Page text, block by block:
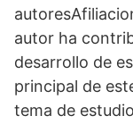
autor ha
desarrollo de
principal de
tema de